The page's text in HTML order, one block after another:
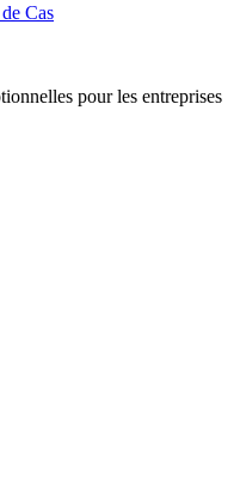
Cas
pour les entreprises